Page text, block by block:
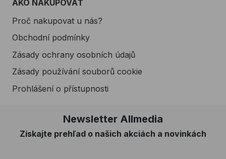
AKO NAKUPOVAŤ
Proč nakupovat u nás?
Obchodní podmínky
Zásady ochrany osobních údajů
Zásady používání souborů cookie
Prohlášení o přístupnosti
Newsletter Allmedia
Získajte prehľad o našich akciách a novinkách